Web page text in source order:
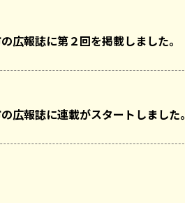
広報誌に第２回を掲載しました。
広報誌に連載がスタートしました。